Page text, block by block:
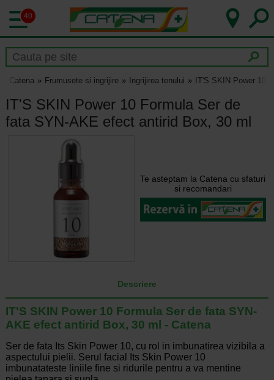
40
Catena Frumusete si ingrijire Ingrijirea tenului IT'S SKIN Power 10
IT'S SKIN Power 10 Formula Ser de
fata SYN-AKE efect antirid Box, 30 ml
Te asteptam la Catena cu sfaturi
si recomandari
Descriere
IT'S SKIN Power 10 Formula Ser de fata SYN-
AKE efect antirid Box, 30 ml - Catena
Ser de fata Its Skin Power 10, cu rol in imbunatirea vizibila a
aspectului pielii. Serul facial Its Skin Power 10
imbunatateste liniile fine si ridurile pentru a va mentine